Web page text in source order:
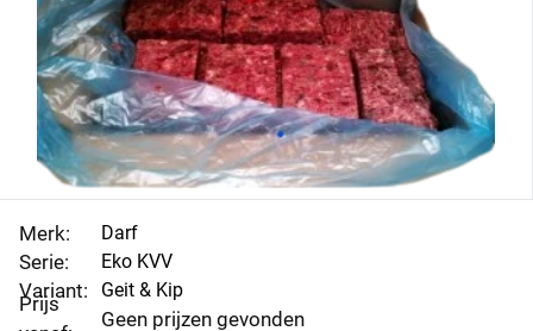
Merk:
Serie:
Variant:
Prijs
Darf
Eko KVV
Geit & Kip
Geen prijzen gevonden